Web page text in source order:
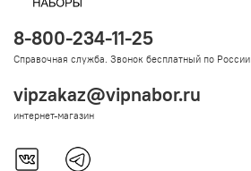
8-800-234-11-25
Справочная служба. Звонок бесплатный по России
vipzakaz@vipnabor.ru
интернет-магазин